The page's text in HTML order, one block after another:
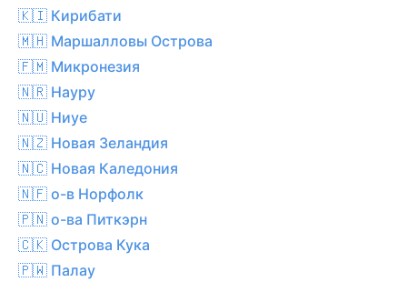
🇰🇮 Кирибати
🇲🇭 Маршалловы Острова
🇫🇲 Микронезия
🇳🇷 Науру
🇳🇺 Ниуе
🇳🇿 Новая Зеландия
🇳🇨 Новая Каледония
🇳🇫 о-в Норфолк
🇵🇳 о-ва Питкэрн
🇨🇰 Острова Кука
🇵🇼 Палау